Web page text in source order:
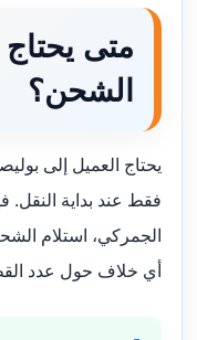
متى
الشحن؟
يحتاج العميل إلى
فقط عند بداية النقل.
الجمركي، استلام
أي خلاف حول عدد